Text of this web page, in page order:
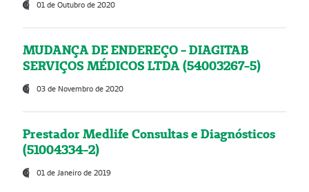
01 de Outubro de 2020
MUDANÇA DE ENDEREÇO - DIAGITAB
SERVIÇOS MÉDICOS LTDA (54003267-5)
03 de Novembro de 2020
Prestador Medlife Consultas e Diagnósticos
(51004334-2)
01 de Janeiro de 2019